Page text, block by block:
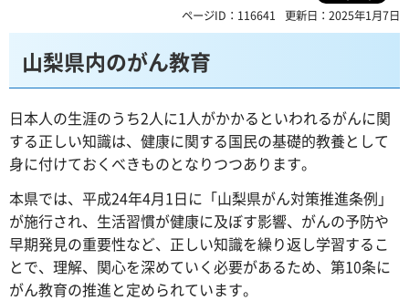
ページID：116641 更新日：2025年1月7日
山梨県内のがん教育
日本人の生涯のうち2人に1人がかかるといわれるがんに関
する正しい知識は、健康に関する国民の基礎的教養として
身に付けておくべきものとなりつつあります。
本県では、平成24年4月1日に「山梨県がん対策推進条例」
が施行され、生活習慣が健康に及ぼす影響、がんの予防や
早期発見の重要性など、正しい知識を繰り返し学習するこ
とで、理解、関心を深めていく必要があるため、第10条に
がん教育の推進と定められています。